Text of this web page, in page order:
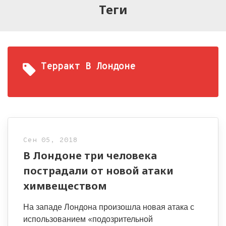
Теги
Терракт В Лондоне
Сен 05, 2018
В Лондоне три человека
пострадали от новой атаки
химвеществом
На западе Лондона произошла новая атака с
использованием «подозрительной